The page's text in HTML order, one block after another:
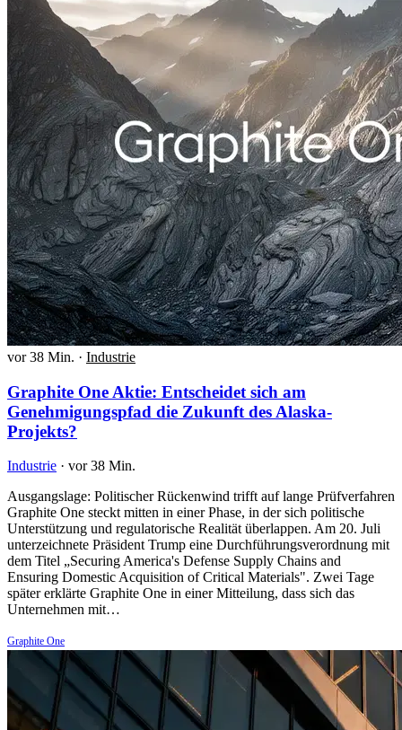
vor 38 Min. · Industrie
Graphite One Aktie: Entscheidet sich am
Genehmigungspfad die Zukunft des Alaska-
Projekts?
Industrie · vor 38 Min.
Ausgangslage: Politischer Rückenwind trifft auf lange Prüfverfahren
Graphite One steckt mitten in einer Phase, in der sich politische
Unterstützung und regulatorische Realität überlappen. Am 20. Juli
unterzeichnete Präsident Trump eine Durchführungsverordnung mit
dem Titel „Securing America's Defense Supply Chains and
Ensuring Domestic Acquisition of Critical Materials". Zwei Tage
später erklärte Graphite One in einer Mitteilung, dass sich das
Unternehmen mit…
Graphite One